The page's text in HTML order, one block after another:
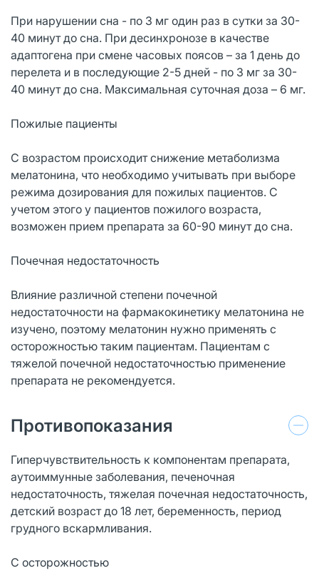
При нарушении сна - по 3 мг один раз в сутки за 30-
40 минут до сна. При десинхронозе в качестве
адаптогена при смене часовых поясов – за 1 день до
перелета и в последующие 2-5 дней - по 3 мг за 30-
40 минут до сна. Максимальная суточная доза – 6 мг.
Пожилые пациенты
С возрастом происходит снижение метаболизма
мелатонина, что необходимо учитывать при выборе
режима дозирования для пожилых пациентов. С
учетом этого у пациентов пожилого возраста,
возможен прием препарата за 60-90 минут до сна.
Почечная недостаточность
Влияние различной степени почечной
недостаточности на фармакокинетику мелатонина не
изучено, поэтому мелатонин нужно применять с
осторожностью таким пациентам. Пациентам с
тяжелой почечной недостаточностью применение
препарата не рекомендуется.
Противопоказания
Гиперчувствительность к компонентам препарата,
аутоиммунные заболевания, печеночная
недостаточность, тяжелая почечная недостаточность,
детский возраст до 18 лет, беременность, период
грудного вскармливания.
С осторожностью